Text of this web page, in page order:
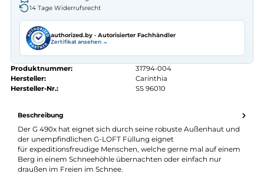
AutorisierterCarinthia
Kostenlose telefonische Beratung
Kostenloser Versand ab 70 €
Kauf auf Rechnung
14 Tage Widerrufsrecht
authorized.by · Autorisierter Fachhändler
Produktnummer:
31794-004
Hersteller:
Carinthia
Hersteller-Nr.:
SS 96010